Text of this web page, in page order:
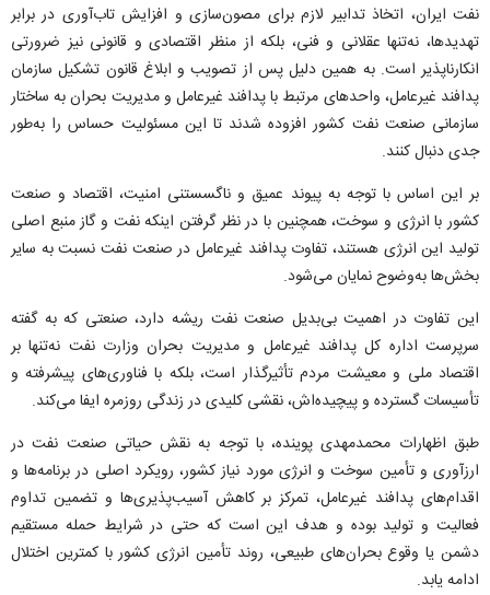
نفت ایران، اتخاذ تدابیر لازم برای مصون‌سازی و افزایش تاب‌آوری در برابر
تهدیدها، نه‌تنها عقلانی و فنی، بلکه از منظر اقتصادی و قانونی نیز ضرورتی
انکارناپذیر است. به همین دلیل پس از تصویب و ابلاغ قانون تشکیل سازمان
پدافند غیرعامل، واحد‌های مرتبط با پدافند غیرعامل و مدیریت بحران به ساختار
سازمانی صنعت نفت کشور افزوده شدند تا این مسئولیت حساس را به‌طور
جدی دنبال کنند.
بر این اساس با توجه به پیوند عمیق و ناگسستنی امنیت، اقتصاد و صنعت
کشور با انرژی و سوخت، همچنین با در نظر گرفتن اینکه نفت و گاز منبع اصلی
تولید این انرژی هستند، تفاوت پدافند غیرعامل در صنعت نفت نسبت به سایر
بخش‌ها به‌وضوح نمایان می‌شود.
این تفاوت در اهمیت بی‌بدیل صنعت نفت ریشه دارد، صنعتی که به گفته
سرپرست اداره کل پدافند غیرعامل و مدیریت بحران وزارت نفت نه‌تنها بر
اقتصاد ملی و معیشت مردم تأثیرگذار است، بلکه با فناوری‌های پیشرفته و
تأسیسات گسترده و پیچیده‌اش، نقشی کلیدی در زندگی روزمره ایفا می‌کند.
طبق اظهارات محمدمهدی پوینده، با توجه به نقش حیاتی صنعت نفت در
ارزآوری و تأمین سوخت و انرژی مورد نیاز کشور، رویکرد اصلی در برنامه‌ها و
اقدام‌های پدافند غیرعامل، تمرکز بر کاهش آسیب‌پذیری‌ها و تضمین تداوم
فعالیت و تولید بوده و هدف این است که حتی در شرایط حمله مستقیم
دشمن یا وقوع بحران‌های طبیعی، روند تأمین انرژی کشور با کمترین اختلال
ادامه یابد.